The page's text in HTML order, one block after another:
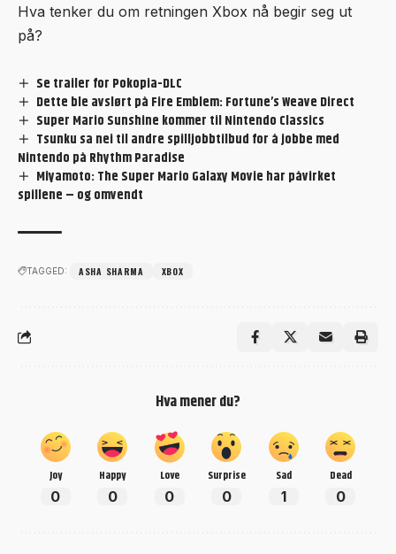
Hva tenker du om retningen Xbox nå begir seg ut
på?
Se trailer for Pokopia-DLC
Dette ble avslørt på Fire Emblem: Fortune’s Weave Direct
Super Mario Sunshine kommer til Nintendo Classics
Tsunku sa nei til andre spilljobbtilbud for å jobbe med
Nintendo på Rhythm Paradise
Miyamoto: The Super Mario Galaxy Movie har påvirket
spillene – og omvendt
TAGGED: ASHA SHARMA XBOX
Hva mener du?
Joy
0
Happy
0
Love
0
Surprise
0
Sad
1
Dead
0